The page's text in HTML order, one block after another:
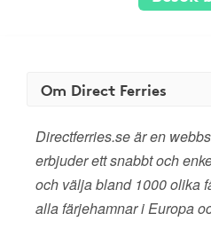
Om Direct Ferries
Directferries.se är en
erbjuder ett snabbt och
och välja bland 1000 olika
alla färjehamnar i Europa